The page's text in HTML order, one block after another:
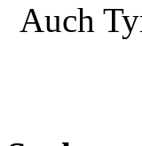
Auch